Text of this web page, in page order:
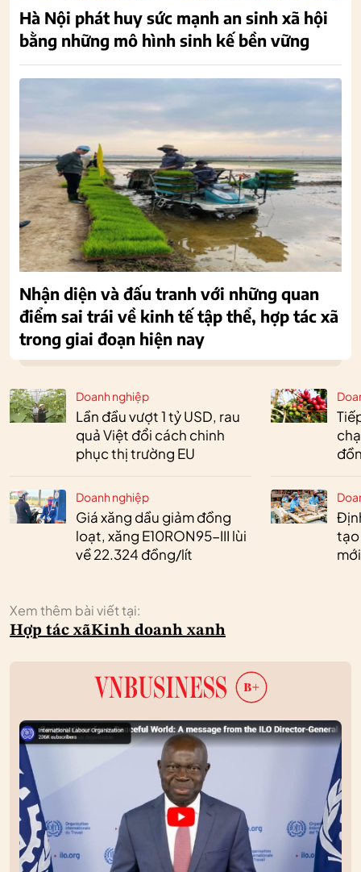
Doanh nghiệp
Lần đầu vượt 1 tỷ USD, rau
quả Việt đổi cách chinh
phục thị trường EU
Doanh nghiệp
Giá xăng dầu giảm đồng
loạt, xăng E10RON95-III lùi
về 22.324 đồng/lít
tạo
Xem thêm bài viết tại:
Hợp tác xãKinh doanh xanh
Hà Nội phát huy sức mạnh an sinh xã hội
bằng những mô hình sinh kế bền vững
Nhận diện và đấu tranh với những quan
điểm sai trái về kinh tế tập thể, hợp tác xã
trong giai đoạn hiện nay